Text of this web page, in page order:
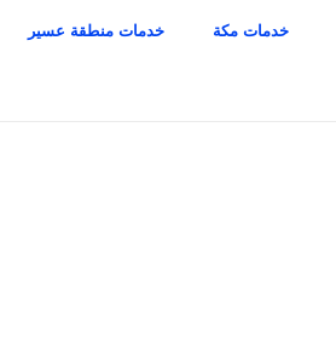
خدمات مكة خدمات منطقة عسير